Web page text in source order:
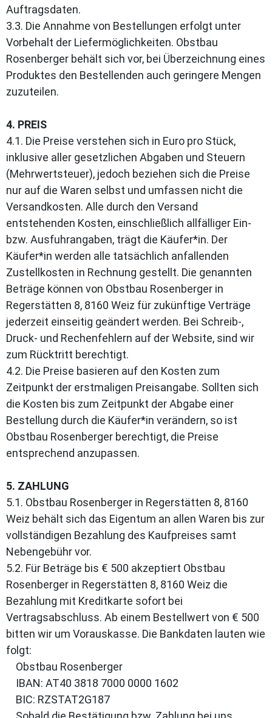
Auftragsdaten.
3.3. Die Annahme von Bestellungen erfolgt unter
Vorbehalt der Liefermöglichkeiten. Obstbau
Rosenberger behält sich vor, bei Überzeichnung eines
Produktes den Bestellenden auch geringere Mengen
zuzuteilen.
4. PREIS
4.1. Die Preise verstehen sich in Euro pro Stück,
inklusive aller gesetzlichen Abgaben und Steuern
(Mehrwertsteuer), jedoch beziehen sich die Preise
nur auf die Waren selbst und umfassen nicht die
Versandkosten. Alle durch den Versand
entstehenden Kosten, einschließlich allfälliger Ein-
bzw. Ausfuhrangaben, trägt die Käufer*in. Der
Käufer*in werden alle tatsächlich anfallenden
Zustellkosten in Rechnung gestellt. Die genannten
Beträge können von Obstbau Rosenberger in
Regerstätten 8, 8160 Weiz für zukünftige Verträge
jederzeit einseitig geändert werden. Bei Schreib-,
Druck- und Rechenfehlern auf der Website, sind wir
zum Rücktritt berechtigt.
4.2. Die Preise basieren auf den Kosten zum
Zeitpunkt der erstmaligen Preisangabe. Sollten sich
die Kosten bis zum Zeitpunkt der Abgabe einer
Bestellung durch die Käufer*in verändern, so ist
Obstbau Rosenberger berechtigt, die Preise
entsprechend anzupassen.
5. ZAHLUNG
5.1. Obstbau Rosenberger in Regerstätten 8, 8160
Weiz behält sich das Eigentum an allen Waren bis zur
vollständigen Bezahlung des Kaufpreises samt
Nebengebühr vor.
5.2. Für Beträge bis € 500 akzeptiert Obstbau
Rosenberger in Regerstätten 8, 8160 Weiz die
Bezahlung mit Kreditkarte sofort bei
Vertragsabschluss. Ab einem Bestellwert von € 500
bitten wir um Vorauskasse. Die Bankdaten lauten wie
folgt:
Obstbau Rosenberger
IBAN: AT40 3818 7000 0000 1602
BIC: RZSTAT2G187